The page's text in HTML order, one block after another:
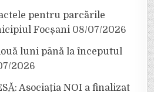
pentru parcările
Focșani 08/07/2026
luni până la începutul
2026
Asociația NOI a finalizat